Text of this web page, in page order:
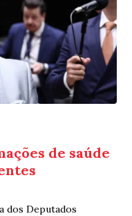
de saúde
dos Deputados